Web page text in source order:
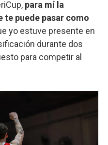
para mí la
te puede pasar como
yo estuve presente en
durante dos
para competir al